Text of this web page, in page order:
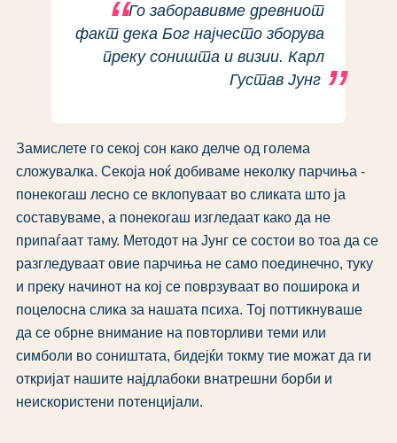
Го заборавивме древниот
факт дека Бог најчесто зборува
преку соништа и визии. Карл
Густав Јунг
Замислете го секој сон како делче од голема
сложувалка. Секоја ноќ добиваме неколку парчиња -
понекогаш лесно се вклопуваат во сликата што ја
составуваме, а понекогаш изгледаат како да не
припаѓаат таму. Методот на Јунг се состои во тоа да се
разгледуваат овие парчиња не само поединечно, туку
и преку начинот на кој се поврзуваат во поширока и
поцелосна слика за нашата психа. Тој поттикнуваше
да се обрне внимание на повторливи теми или
симболи во соништата, бидејќи токму тие можат да ги
откријат нашите најдлабоки внатрешни борби и
неискористени потенцијали.